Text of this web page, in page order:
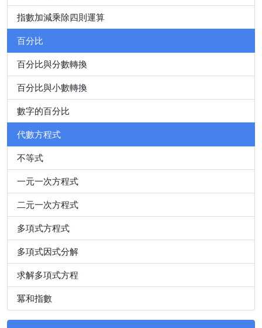
指數加減乘除四則運算
百分比
百分比與分數轉換
百分比與小數轉換
數字的百分比
代數方程式
不等式
一元一次方程式
二元一次方程式
多項式方程式
多項式因式分解
求解多項式方程
冪和指數